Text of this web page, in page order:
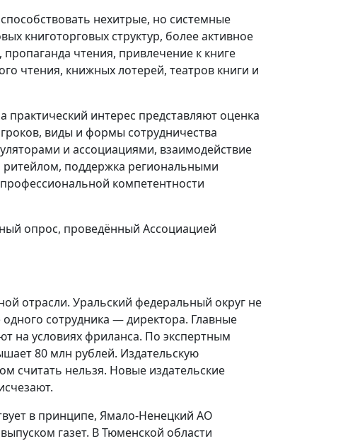
нехитрые, но системные
книготорговых структур, более активное
чтения, привлечение к книге
чтения, книжных лотерей, театров книги и
интерес представляют оценка
виды и формы сотрудничества
и ассоциациями, взаимодействие
поддержка региональными
компетентности
опрос, проведённый Ассоциацией
отрасли. Уральский федеральный округ не
сотрудника — директора. Главные
на условиях фриланса. По экспертным
80 млн рублей. Издательскую
считать нельзя. Новые издательские
в принципе, Ямало-Ненецкий АО
газет. В Тюменской области